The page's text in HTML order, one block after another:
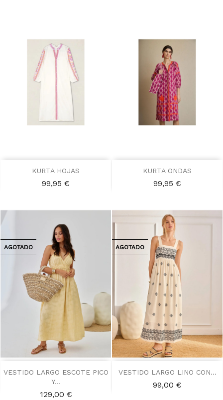
KURTA HOJAS
Precio
99,95 €
KURTA ONDAS
Precio
99,95 €
VESTIDO LARGO ESCOTE PICO
Y...
Precio
129,00 €
AGOTADO
VESTIDO LARGO LINO CON...
Precio
99,00 €
AGOTADO